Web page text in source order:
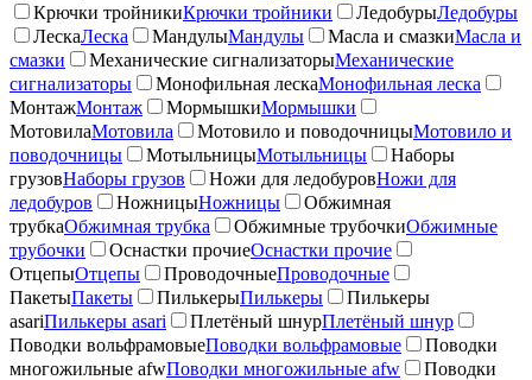
Крючки тройникиКрючки тройники ЛедобурыЛедобуры
ЛескаЛеска МандулыМандулы Масла и смазкиМасла и
смазки
Механические сигнализаторыМеханические
сигнализаторы
Монофильная лескаМонофильная леска
МонтажМонтаж МормышкиМормышки
МотовилаМотовила Мотовило и поводочницыМотовило и
поводочницы
МотыльницыМотыльницы
Наборы
грузовНаборы грузов Ножи для ледобуровНожи для
ледобуров
НожницыНожницы
Обжимная
трубкаОбжимная трубка Обжимные трубочкиОбжимные
трубочки
Оснастки прочиеОснастки прочие
ОтцепыОтцепы ПроводочныеПроводочные
ПакетыПакеты ПилькерыПилькеры
Пилькеры
asariПилькеры asari Плетёный шнурПлетёный шнур
Поводки вольфрамовыеПоводки вольфрамовые
Поводки
многожильные afwПоводки многожильные afw
Поводки